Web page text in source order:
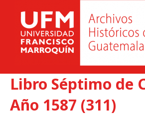
Libro Séptimo de
Año 1587 (311)